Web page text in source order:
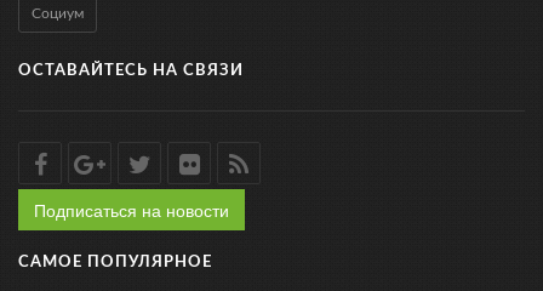
Социум
ОСТАВАЙТЕСЬ НА СВЯЗИ
Подписаться на новости
САМОЕ ПОПУЛЯРНОЕ